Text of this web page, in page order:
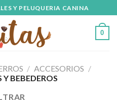
Y PELUQUERIA CANINA
0
/ ACCESORIOS /
BEBEDEROS